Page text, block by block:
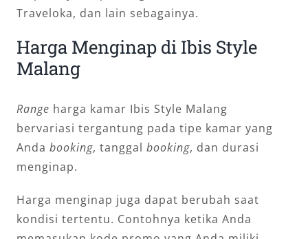
Traveloka, dan lain sebagainya.
Harga Menginap di Ibis Style
Malang
Range harga kamar Ibis Style Malang
bervariasi tergantung pada tipe kamar yang
Anda booking, tanggal booking, dan durasi
menginap.
Harga menginap juga dapat berubah saat
kondisi tertentu. Contohnya ketika Anda